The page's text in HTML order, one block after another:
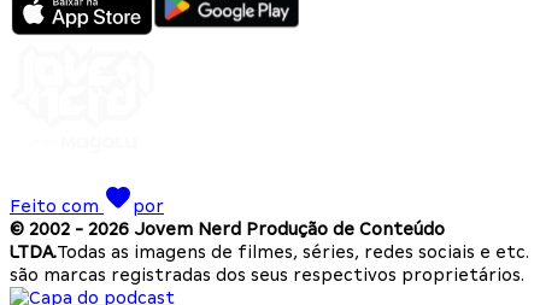
Feito com
por
© 2002 - 2026 Jovem Nerd Produção de Conteúdo
LTDA.Todas as imagens de filmes, séries, redes sociais e etc.
são marcas registradas dos seus respectivos proprietários.